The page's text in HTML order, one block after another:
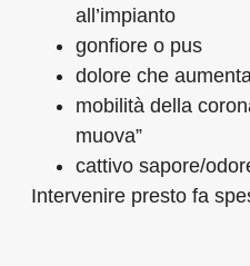
all’impianto
gonfiore o pus
dolore che aumenta
mobilità della
muova”
cattivo sapore/
Intervenire presto fa